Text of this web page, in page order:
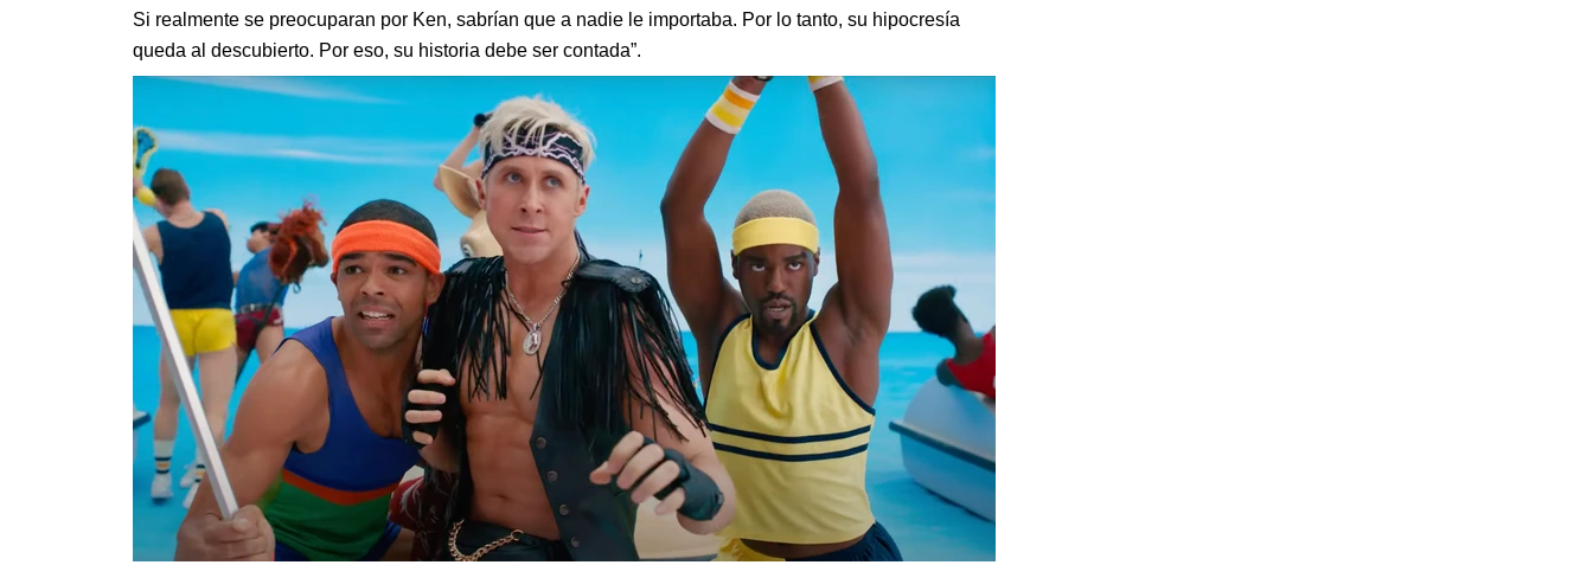
Si realmente se preocuparan por Ken, sabrían que a nadie le importaba. Por lo tanto, su hipocresía
queda al descubierto. Por eso, su historia debe ser contada”.